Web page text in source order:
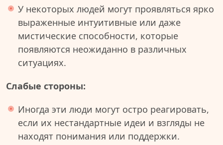
У некоторых людей могут проявляться ярко
выраженные интуитивные или даже
мистические способности, которые
появляются неожиданно в различных
ситуациях.
Слабые стороны:
Иногда эти люди могут остро реагировать,
если их нестандартные идеи и взгляды не
находят понимания или поддержки.